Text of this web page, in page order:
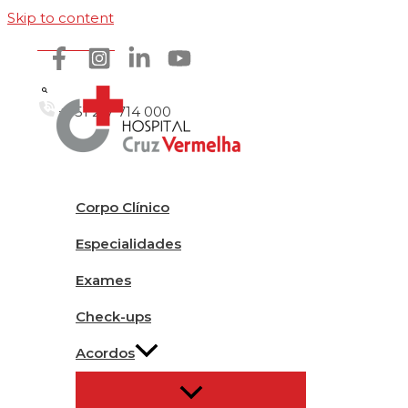
Skip to content
Como chegar
+351 217 714 000
Corpo Clínico
Especialidades
Exames
Check-ups
Acordos